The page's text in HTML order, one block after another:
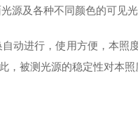
源及各种不同颜色的可见光
进行，使用方便，本照
被测光源的稳定性对本照